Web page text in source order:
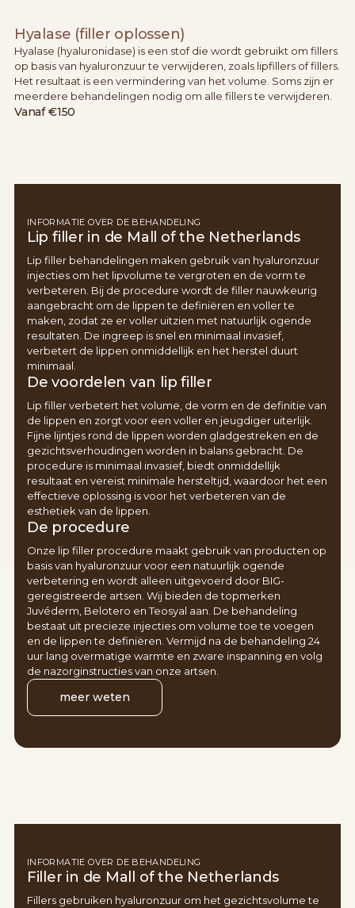
Hyalase (filler oplossen)
Hyalase (hyaluronidase) is een stof die wordt gebruikt om fillers
op basis van hyaluronzuur te verwijderen, zoals lipfillers of fillers.
Het resultaat is een vermindering van het volume. Soms zijn er
meerdere behandelingen nodig om alle fillers te verwijderen.
Vanaf €150
INFORMATIE OVER DE BEHANDELING
Lip filler in de Mall of the Netherlands
Lip filler behandelingen maken gebruik van hyaluronzuur
injecties om het lipvolume te vergroten en de vorm te
verbeteren. Bij de procedure wordt de filler nauwkeurig
aangebracht om de lippen te definiëren en voller te
maken, zodat ze er voller uitzien met natuurlijk ogende
resultaten. De ingreep is snel en minimaal invasief,
verbetert de lippen onmiddellijk en het herstel duurt
minimaal.
De voordelen van lip filler
Lip filler verbetert het volume, de vorm en de definitie van
de lippen en zorgt voor een voller en jeugdiger uiterlijk.
Fijne lijntjes rond de lippen worden gladgestreken en de
gezichtsverhoudingen worden in balans gebracht. De
procedure is minimaal invasief, biedt onmiddellijk
resultaat en vereist minimale hersteltijd, waardoor het een
effectieve oplossing is voor het verbeteren van de
esthetiek van de lippen.
De procedure
Onze lip filler procedure maakt gebruik van producten op
basis van hyaluronzuur voor een natuurlijk ogende
verbetering en wordt alleen uitgevoerd door BIG-
geregistreerde artsen. Wij bieden de topmerken
Juvéderm, Belotero en Teosyal aan. De behandeling
bestaat uit precieze injecties om volume toe te voegen
en de lippen te definiëren. Vermijd na de behandeling 24
uur lang overmatige warmte en zware inspanning en volg
de nazorginstructies van onze artsen.
meer weten
INFORMATIE OVER DE BEHANDELING
Filler in de Mall of the Netherlands
Fillers gebruiken hyaluronzuur om het gezichtsvolume te